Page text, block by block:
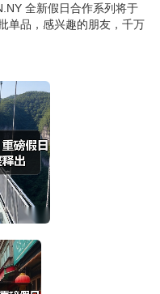
全新假日合作系列将于
单品，感兴趣的朋友，千万